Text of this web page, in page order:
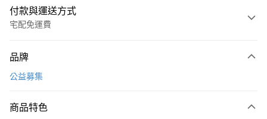
付款與運送方式
宅配免運費
全家線上支付
本島宅配-活動商品
品牌
公益募集
商品特色